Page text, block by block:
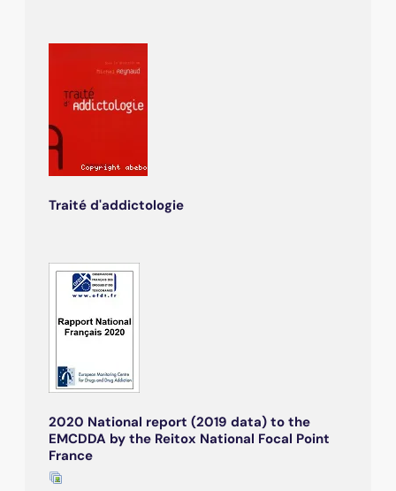
Traité d'addictologie
2020 National report (2019 data) to the
EMCDDA by the Reitox National Focal Point
France